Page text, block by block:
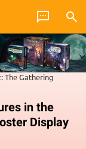
The Gathering
in the
Display